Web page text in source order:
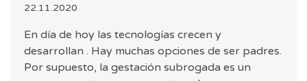
22.11.2020
En día de hoy las tecnologías crecen y
desarrollan . Hay muchas opciones de ser padres.
Por supuesto, la gestación subrogada es un